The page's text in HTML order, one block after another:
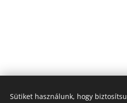
Sütiket használunk, hogy